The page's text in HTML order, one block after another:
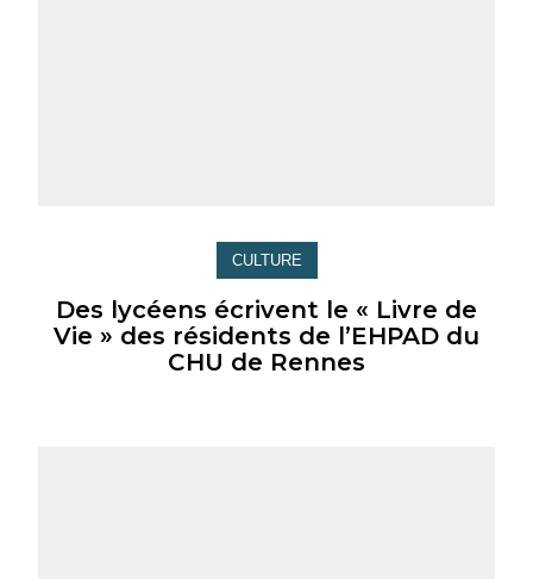
CULTURE
Des lycéens écrivent le « Livre de
Vie » des résidents de l’EHPAD du
CHU de Rennes